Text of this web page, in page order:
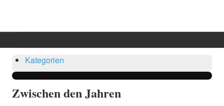
Start
Blog
Kategorie
Suche
Updates abonnieren
Abo beenden
Sign InKategorien
Zwischen den Jahren